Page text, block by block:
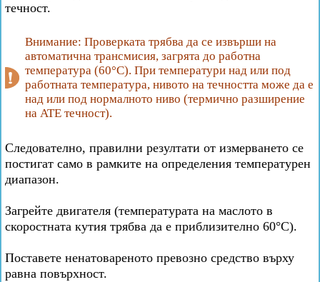
течност.
Внимание: Проверката трябва да се извърши на
автоматична трансмисия, загрята до работна
температура (60°C). При температури над или под
работната температура, нивото на течността може да е
над или под нормалното ниво (термично разширение
на ATE течност).
Следователно, правилни резултати от измерването се
постигат само в рамките на определения температурен
диапазон.
Загрейте двигателя (температурата на маслото в
скоростната кутия трябва да е приблизително 60°C).
Поставете ненатовареното превозно средство върху
равна повърхност.